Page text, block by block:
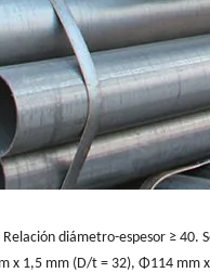
diámetro-espesor ≥
x 1,5 mm (D/t = 32), Φ114 mm